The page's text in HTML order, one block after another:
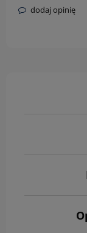
dodaj opinię
Cena nie